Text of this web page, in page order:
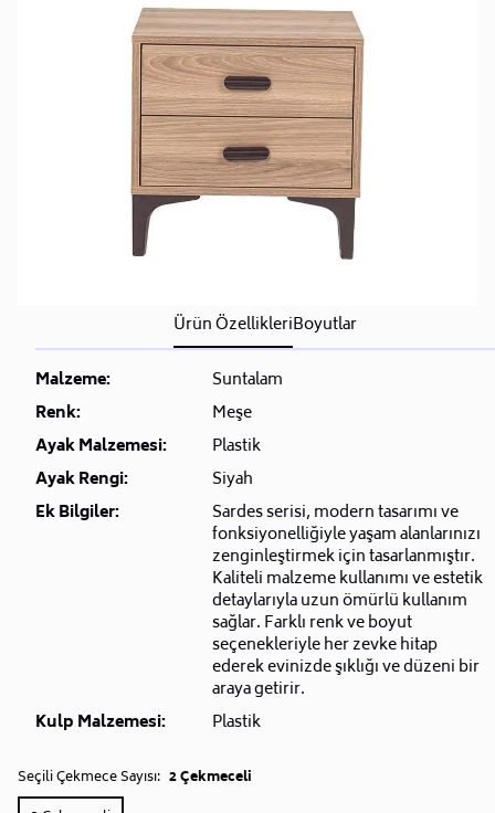
Ürün ÖzellikleriBoyutlar
Malzeme:
Suntalam
Renk:
Meşe
Ayak Malzemesi:
Plastik
Ayak Rengi:
Siyah
Ek Bilgiler:
Sardes serisi, modern tasarımı ve
fonksiyonelliğiyle yaşam alanlarınızı
zenginleştirmek için tasarlanmıştır.
Kaliteli malzeme kullanımı ve estetik
detaylarıyla uzun ömürlü kullanım
sağlar. Farklı renk ve boyut
seçenekleriyle her zevke hitap
ederek evinizde şıklığı ve düzeni bir
araya getirir.
Kulp Malzemesi:
Plastik
Seçili Çekmece Sayısı: 2 Çekmeceli